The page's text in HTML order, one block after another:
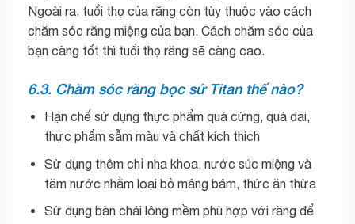
Ngoài ra, tuổi thọ của răng còn tùy thuộc vào cách
chăm sóc răng miệng của bạn. Cách chăm sóc của
bạn càng tốt thì tuổi thọ răng sẽ càng cao.
6.3. Chăm sóc răng bọc sứ Titan thế nào?
Hạn chế sử dụng thực phẩm quá cứng, quá dai,
thực phẩm sẫm màu và chất kích thích
Sử dụng thêm chỉ nha khoa, nước súc miệng và
tăm nước nhằm loại bỏ mảng bám, thức ăn thừa
Sử dụng bàn chải lông mềm phù hợp với răng để